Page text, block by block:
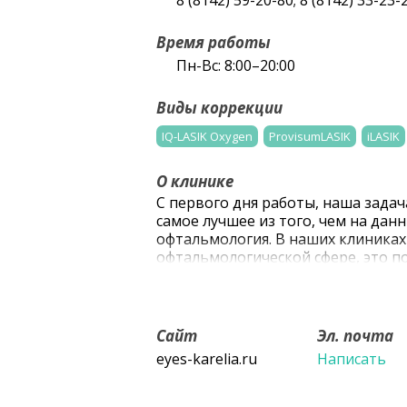
Время работы
Пн-Вс: 8:00–20:00
Виды коррекции
IQ-LASIK Oxygen ProvisumLASIK iLASIK
О клинике
С первого дня работы, наша
самое лучшее из того, чем на
офтальмология. В наших
офтальмологической сфере, это
работ и десятки тысяч
Мы по праву можем гордится
Сайт
eyes-karelia.ru
Эл. почта
Написать